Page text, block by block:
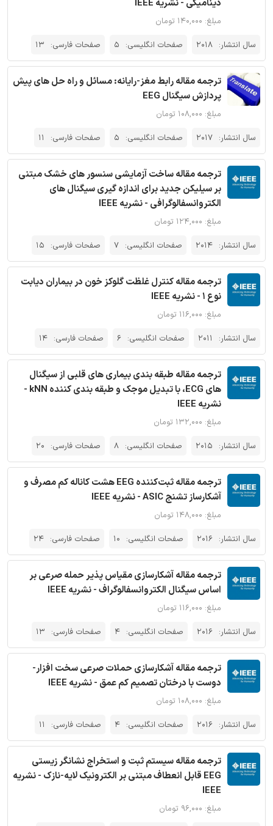
دینامیکی - نشریه IEEE
مبلغ: ۱۴۰,۰۰۰ تومان
سال انتشار: 2018 صفحات انگلیسی: 5 صفحات فارسی: 13
ترجمه مقاله رابط مغز-رایانه: مسائل و راه حل های پیش
پردازش سیگنال EEG
مبلغ: ۱۰۸,۰۰۰ تومان
سال انتشار: 2017 صفحات انگلیسی: 5 صفحات فارسی: 11
ترجمه مقاله ساخت آزمایشی سنسور های خشک مبتنی
بر سیلیکن جدید برای اندازه گیری سیگنال های
الکتروانسفالوگرافی - نشریه IEEE
مبلغ: ۱۲۴,۰۰۰ تومان
سال انتشار: 2014 صفحات انگلیسی: 7 صفحات فارسی: 15
ترجمه مقاله کنترل غلظت گلوکز خون در بیماران دیابت
نوع 1 - نشریه IEEE
مبلغ: ۱۱۶,۰۰۰ تومان
سال انتشار:
2011 صفحات انگلیسی: 6 صفحات فارسی: 14
ترجمه مقاله طبقه بندی بیماری های قلبی از سیگنال
های ECG، با تبدیل موجک و طبقه بندی کننده kNN -
نشریه IEEE
مبلغ: ۱۳۲,۰۰۰ تومان
سال انتشار: 2015 صفحات انگلیسی: 8 صفحات فارسی: 20
ترجمه مقاله ثبت‌کننده EEG هشت کاناله کم مصرف و
آشکارساز تشنج ASIC - نشریه IEEE
مبلغ: ۱۴۸,۰۰۰ تومان
سال انتشار: 2016 صفحات انگلیسی: 10 صفحات فارسی: 24
ترجمه مقاله آشکارسازی مقیاس پذیر حمله صرعی بر
اساس سیگنال الکتروانسفالوگراف - نشریه IEEE
مبلغ: ۱۱۶,۰۰۰ تومان
سال انتشار: 2016 صفحات انگلیسی: 4 صفحات فارسی: 13
ترجمه مقاله آشکارسازی حملات صرعی سخت افزار-
دوست با درختان تصمیم کم عمق - نشریه IEEE
مبلغ: ۱۰۸,۰۰۰ تومان
سال انتشار: 2016 صفحات انگلیسی: 4 صفحات فارسی: 11
ترجمه مقاله سیستم ثبت و استخراج نشانگر زیستی
EEG قابل انعطاف مبتنی بر الکترونیک لایه-نازک - نشریه
IEEE
مبلغ: ۹۶,۰۰۰ تومان